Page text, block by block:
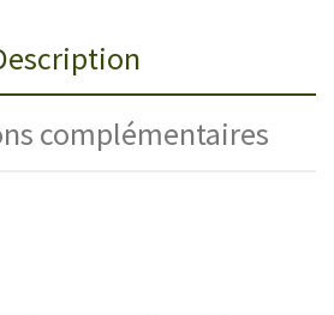
complémentaires